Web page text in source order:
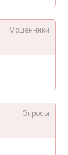
Мошенники
Опросы